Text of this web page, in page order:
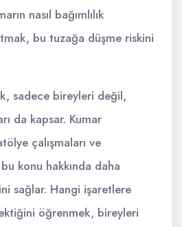
nasıl bağımlılık
bu tuzağa düşme riskini
sadece bireyleri değil,
da kapsar. Kumar
çalışmaları ve
konu hakkında daha
sağlar. Hangi işaretlere
öğrenmek, bireyleri